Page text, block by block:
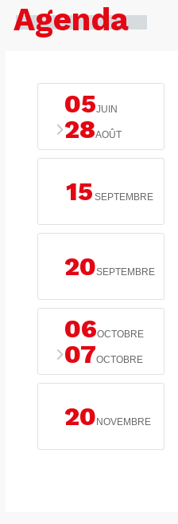
Agenda
05JUIN
28AOÛT
15 SEPTEMBRE
20SEPTEMBRE
06OCTOBRE
07OCTOBRE
20 NOVEMBRE